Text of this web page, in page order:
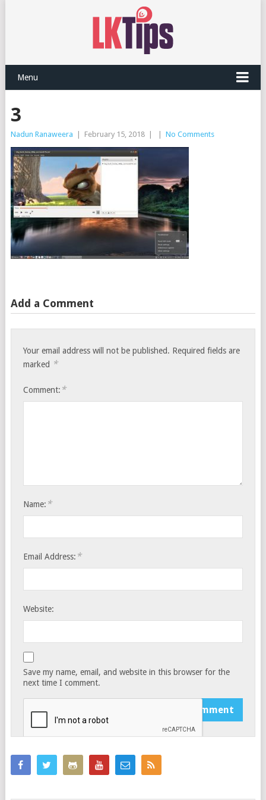
Menu
3
Nadun Ranaweera February 15, 2018 No Comments
Add a Comment
Your email address will not be published. Required fields are
marked *
Comment: *
Name: *
Email Address: *
Website:
Save my name, email, and website in this browser for the
next time I comment.